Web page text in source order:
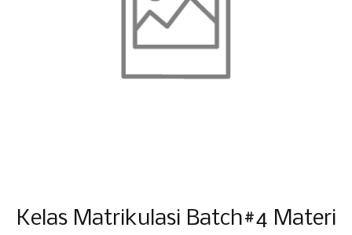
Kelas Matrikulasi Batch#4 Materi